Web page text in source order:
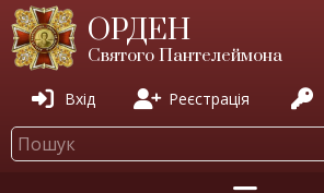
ОРДЕН
Святого Пантелеймона
Вхід Реєстрація